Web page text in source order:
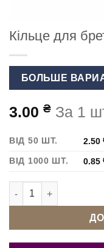
Кільце для
БОЛЬШЕ
3.00 ₴ За 1
ВІД 50 ШТ. 2.50
ВІД 1000 ШТ. 0.85
Кільце для бретелей